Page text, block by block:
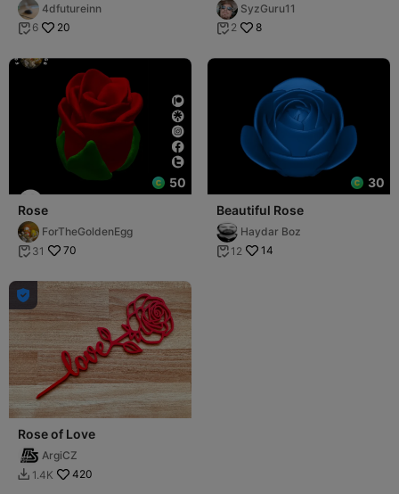
4dfutureinn
 6 20
SyzGuru11
 2 8
50
Rose
ForTheGoldenEgg
 31 70
30
Beautiful Rose
Haydar Boz
 12 14

Rose of Love
ArgiCZ
 1.4K 420